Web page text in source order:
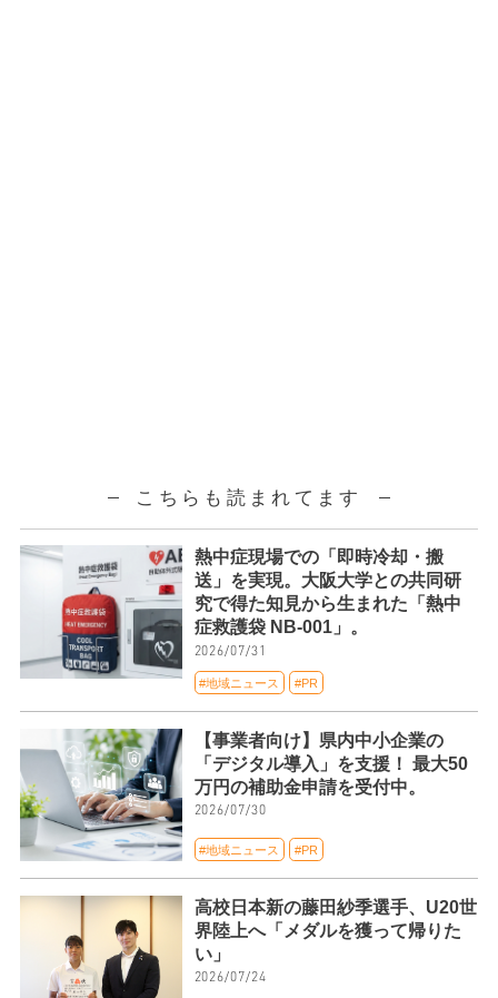
こちらも読まれてます
熱中症現場での「即時冷却・搬
送」を実現。大阪大学との共同研
究で得た知見から生まれた「熱中
症救護袋 NB-001」。
2026/07/31
#地域ニュース #PR
【事業者向け】県内中小企業の
「デジタル導入」を支援！ 最大50
万円の補助金申請を受付中。
2026/07/30
#地域ニュース #PR
高校日本新の藤田紗季選手、U20世
界陸上へ「メダルを獲って帰りた
い」
2026/07/24